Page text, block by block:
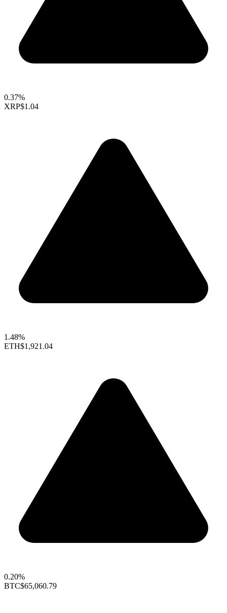
0.37%
XRP$1.04
1.48%
ETH$1,921.04
0.20%
BTC$65,060.79